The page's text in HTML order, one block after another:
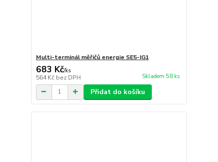
Multi-terminál měřičů energie SE5-IG1
683 Kč/ks
564 Kč bez DPH Skladem 58 ks
Přidat do košíku